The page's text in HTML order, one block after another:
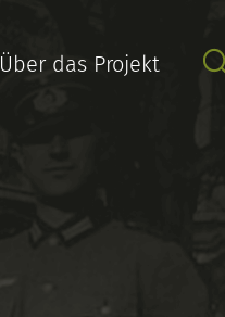
Über das Projekt